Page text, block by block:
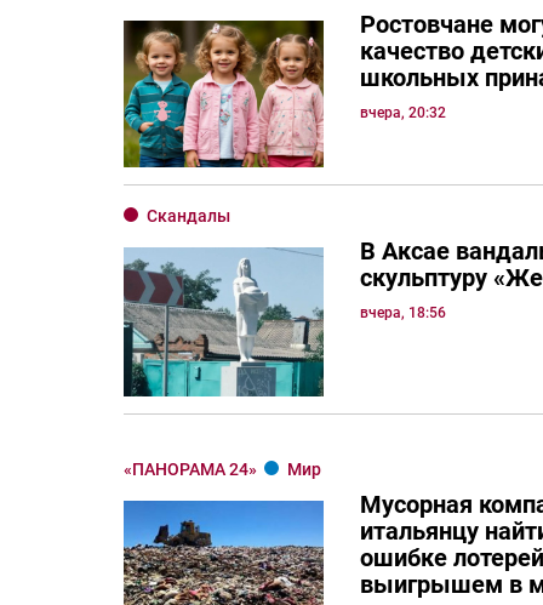
Ростовчане
качество
школьных
вчера, 20:32
Скандалы
В Аксае
скульптуру
вчера, 18:56
«ПАНОРАМА 24» Мир
Мусорная
итальянцу
ошибке
выигрышем в